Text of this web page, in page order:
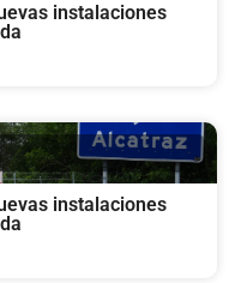
instalaciones
instalaciones